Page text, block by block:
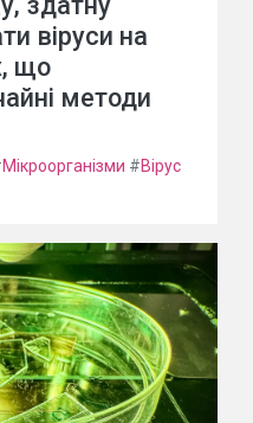
віруси на
що
методи
Мікроорганізми #Вірус